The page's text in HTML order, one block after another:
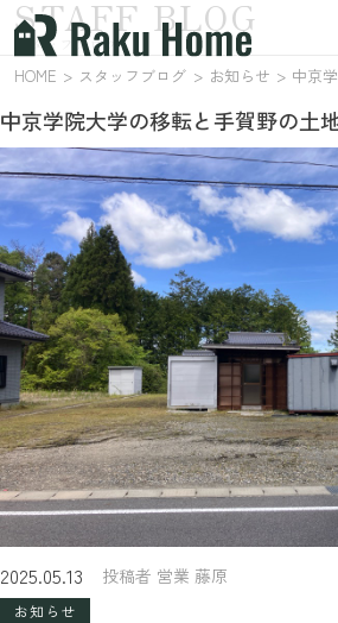
スタッフブログ
STAFF BLOG
HOME スタッフブログ お知らせ
中京学院大学の移転と手賀野の土
2025.05.13 投稿者 営業 藤原
お知らせ